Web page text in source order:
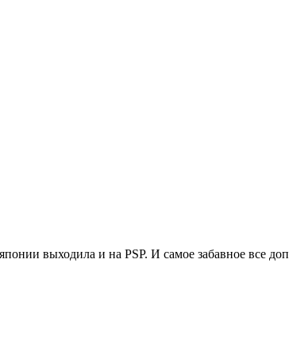
выходила и на PSP. И самое забавное